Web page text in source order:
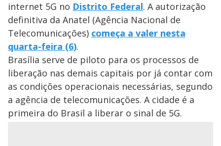
internet 5G no Distrito Federal. A autorização
definitiva da Anatel (Agência Nacional de
Telecomunicações) começa a valer nesta
quarta-feira (6).
Brasília serve de piloto para os processos de
liberação nas demais capitais por já contar com
as condições operacionais necessárias, segundo
a agência de telecomunicações. A cidade é a
primeira do Brasil a liberar o sinal de 5G.